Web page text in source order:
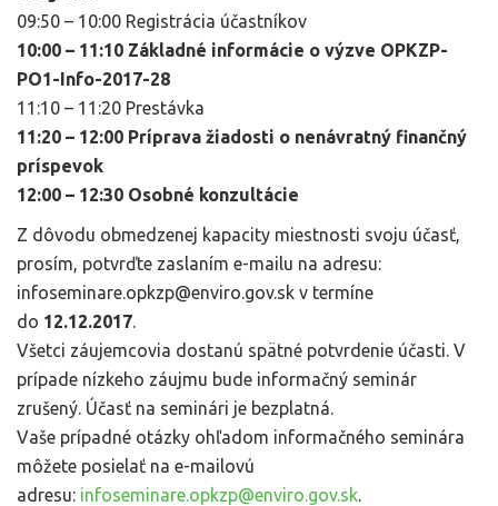
09:50 – 10:00 Registrácia účastníkov
10:00 – 11:10 Základné informácie o výzve OPKZP-
PO1-Info-2017-28
11:10 – 11:20 Prestávka
11:20 – 12:00 Príprava žiadosti o nenávratný finančný
príspevok
12:00 – 12:30 Osobné konzultácie
Z dôvodu obmedzenej kapacity miestnosti svoju účasť,
prosím, potvrďte zaslaním e-mailu na adresu:
infoseminare.opkzp@enviro.gov.sk v termíne
do 12.12.2017
Všetci záujemcovia dostanú spätné potvrdenie účasti. V
prípade nízkeho záujmu bude informačný seminár
zrušený. Účasť na seminári je bezplatná.
Vaše prípadné otázky ohľadom informačného seminára
môžete posielať na e-mailovú
adresu: infoseminare.opkzp@enviro.gov.sk